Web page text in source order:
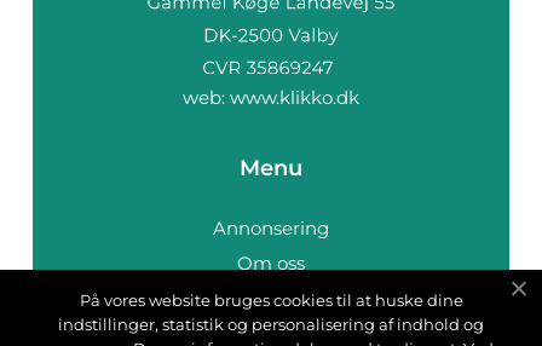
web: www.klikko.dk
Menu
Annonsering
Om oss
Cookies
Kontakta oss
På vores website bruges cookies til at huske dine
indstillinger, statistik og personalisering af indhold og